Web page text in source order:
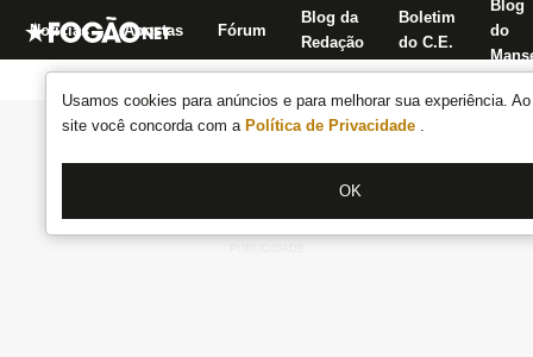
Usamos cookies para anúncios e para melhorar sua experiência.
site você concorda com a Política de Privacidade .
OK
Notícias Apostas Fórum
Blog da
Redação
Boletim
do C.E.
Blog
do